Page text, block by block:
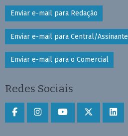
Enviar e-mail para Redação
Enviar e-mail para Central/Assinante
Enviar e-mail para o Comercial
Redes Sociais